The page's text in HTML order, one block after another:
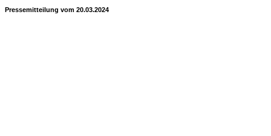
Pressemitteilung vom 20.03.2024